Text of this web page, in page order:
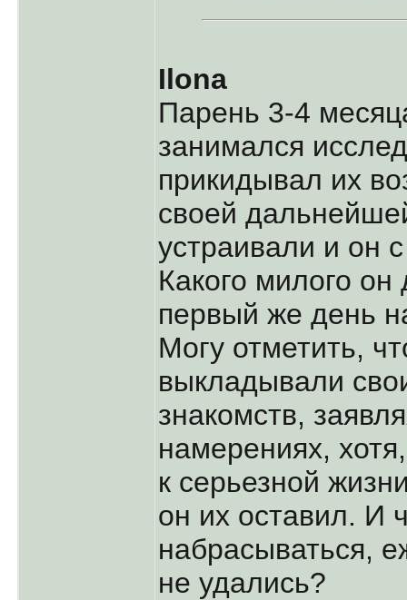
Ilona
Парень 3-4
занимался
прикидывал их
своей
устраивали и он
Какого милого
первый же день
Могу отметить,
выкладывали
знакомств,
намерениях,
к серьезной
он их оставил. И
набрасываться,
не удались?